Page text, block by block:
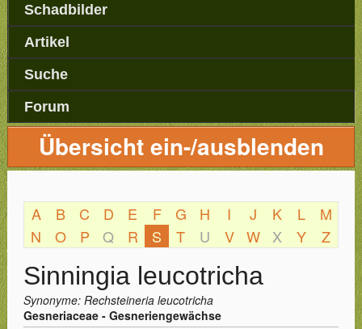
Schadbilder
Artikel
Suche
Forum
Übersicht ein-/ausblenden
A B C D E F G H I J K L
M
N
O P Q R S T U V W X Y Z
Sinningia leucotricha
Synonyme: Rechsteineria leucotricha
Gesneriaceae - Gesneriengewächse